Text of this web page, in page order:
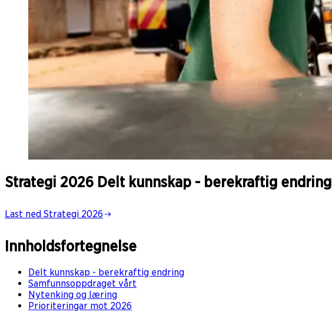
Strategi 2026 Delt kunnskap - berekraftig endring
Last ned Strategi 2026
Innholdsfortegnelse
Delt kunnskap - berekraftig endring
Samfunnsoppdraget vårt
Nytenking og læring
Prioriteringar mot 2026